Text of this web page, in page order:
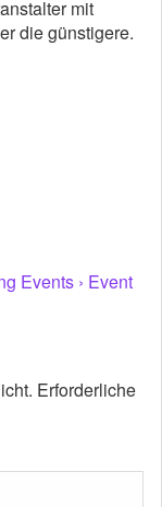
mit
die günstigere.
Events › Event
Erforderliche